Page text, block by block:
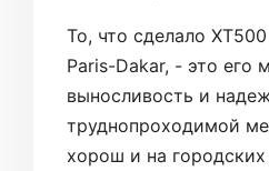
То, что сделало
Paris-Dakar, - это его
выносливость и
труднопроходимой
хорош и на